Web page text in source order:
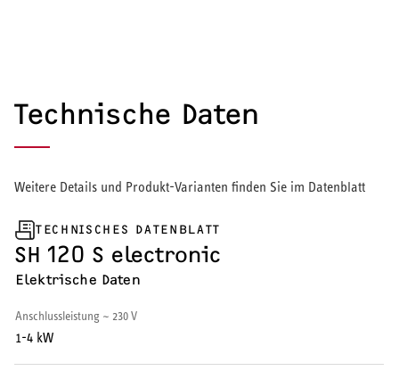
WARMWASSER
Durchlauferhitzer
Warmwasserspeicher
Warmwasser-Wärmepumpe
Technische Daten
Weitere Details und Produkt-Varianten finden Sie im Datenblatt
TECHNISCHES DATENBLATT
SH 120 S electronic
Elektrische Daten
Anschlussleistung ~ 230 V
1-4 kW